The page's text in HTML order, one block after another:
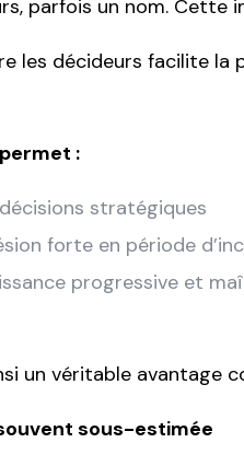
parfois un nom.
les décideurs facilite la
:
stratégiques
forte en période
progressive et
un véritable avantage
sous-estimée